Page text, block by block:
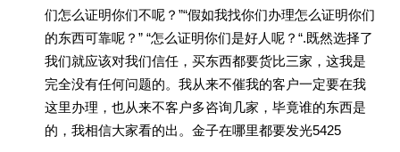
们怎么证明你们不呢？”“假如我找你们办理怎么证明你们
的东西可靠呢？” “怎么证明你们是好人呢？“.既然选择了
我们就应该对我们信任，买东西都要货比三家，这我是
完全没有任何问题的。我从来不催我的客户一定要在我
这里办理，也从来不客户多咨询几家，毕竟谁的东西是
的，我相信大家看的出。金子在哪里都要发光5425